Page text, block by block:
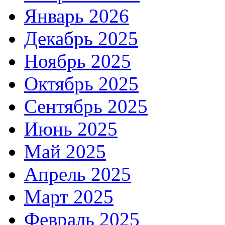
Январь 2026
Декабрь 2025
Ноябрь 2025
Октябрь 2025
Сентябрь 2025
Июнь 2025
Май 2025
Апрель 2025
Март 2025
Февраль 2025